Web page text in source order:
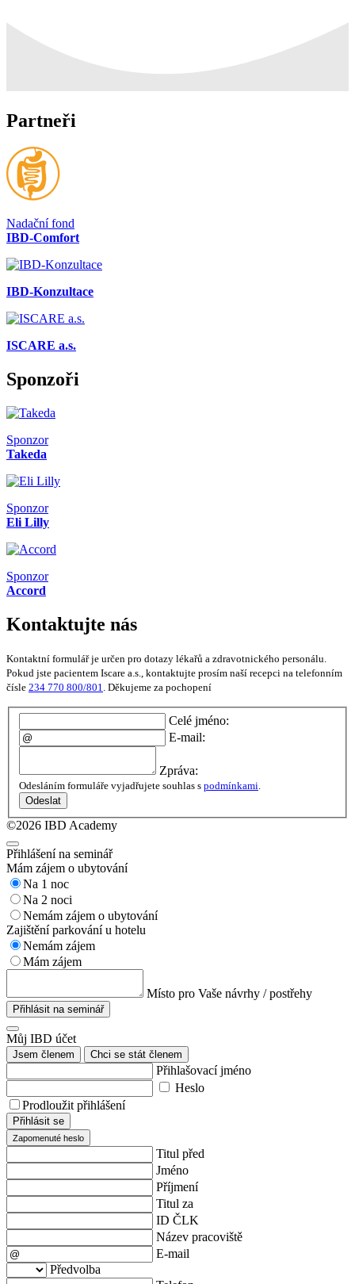
Partneři
Nadační fond
IBD-Comfort
IBD-Konzultace
ISCARE a.s.
Sponzoři
Sponzor
Takeda
Sponzor
Eli Lilly
Sponzor
Accord
Kontaktujte nás
Kontaktní formulář je určen pro dotazy lékařů a zdravotnického personálu.
Pokud jste pacientem Iscare a.s., kontaktujte prosím naší recepci na telefonním
čísle 234 770 800/801. Děkujeme za pochopení
Celé jméno:
E-mail:
Zpráva:
Odesláním formuláře vyjadřujete souhlas s podmínkami
Odeslat
©2026 IBD Academy
Přihlášení na seminář
Mám zájem o ubytování
Na 1 noc
Na 2 noci
Nemám zájem o ubytování
Zajištění parkování u hotelu
Nemám zájem
Mám zájem
Místo pro Vaše návrhy / postřehy
Přihlásit na seminář
Můj IBD účet
Jsem členem Chci se stát členem
Přihlašovací jméno
Heslo
Prodloužit přihlášení
Přihlásit se
Zapomenuté heslo
Titul před
Jméno
Příjmení
Titul za
ID ČLK
Název pracoviště
E-mail
Předvolba